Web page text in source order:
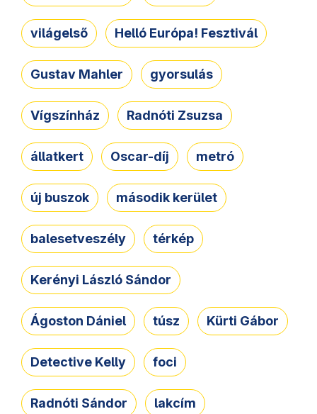
világelső Helló Európa! Fesztivál
Gustav Mahler gyorsulás
Vígszínház Radnóti Zsuzsa
állatkert Oscar-díj metró
új buszok második kerület
balesetveszély térkép
Kerényi László Sándor
Ágoston Dániel túsz Kürti Gábor
Detective Kelly foci
Radnóti Sándor lakcím